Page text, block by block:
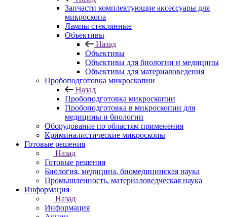
Запчасти комплектующие аксессуары для
микроскопа
Лампы стеклянные
Объективы
Назад
Объективы
Объективы для биологии и медицины
Объективы для материаловедения
Пробоподготовка микроскопии
Назад
Пробоподготовка микроскопии
Пробоподготовка в микроскопии для
медицины и биологии
Оборудование по областям применения
Криминалистические микроскопы
Готовые решения
Назад
Готовые решения
Биология, медицина, биомедицинская наука
Промышленность, материаловедческая наука
Информация
Назад
Информация